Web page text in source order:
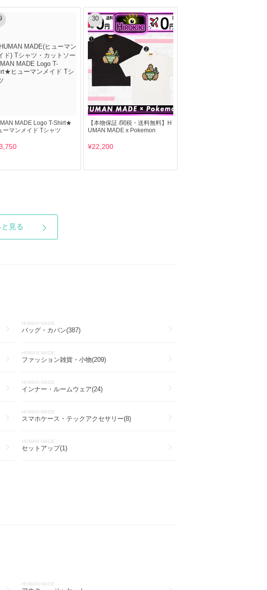
MADE Logo T-Shirt★
ーマンメイド Tシャツ
30
【本物保証 /関税・送料無料】H
UMAN MADE x Pokemon
¥22,200
見る
HUMAN MADE
バッグ・カバン(387)
HUMAN MADE
ファッション雑貨・小物(209)
HUMAN MADE
インナー・ルームウェア(24)
HUMAN MADE
スマホケース・テックアクセサリー(8)
HUMAN MADE
セットアップ(1)
HUMAN MADE